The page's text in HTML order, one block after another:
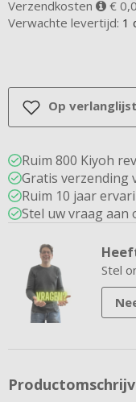
Verzendkosten
€
Verwachte levertijd: 1
Op verlanglijst
Ruim 800 Kiyoh
Gratis verzending
Ruim 10 jaar
Stel uw vraag aan
Stel